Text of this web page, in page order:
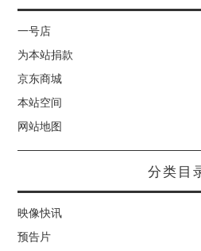
一号店
为本站捐款
京东商城
本站空间
网站地图
分类目
映像快讯
预告片